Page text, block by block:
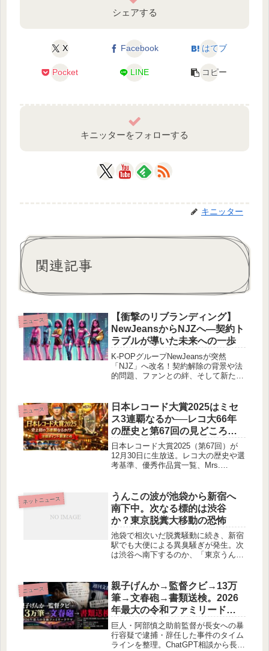
シェアする
X Facebook はてブ
Pocket LINE コピー
キニッターをフォローする
キニッター
関連記事
ニュース
【衝撃のリブランディング】
NewJeansからNJZへ—契約ト
ラブルが導いた未来への一歩
K-POPグループNewJeansが突然
「NJZ」へ改名！契約解除の背景や法
的問題、ファンとの絆、そして新たな
ニュース
日本レコード大賞2025はミセ
ス3連覇なるか──レコ大66年
の歴史と第67回の見どころを
総まとめ
日本レコード大賞2025（第67回）が
12月30日に生放送。レコ大の歴史や選
考基準、優秀作品賞一覧、Mrs.
ネットニュース
うんこの波が池袋から新宿へ
南下中。次なる標的は渋谷
か？東京脱糞大移動の恐怖
池袋で相次いだ脱糞騒動に続き、新宿
駅でも大便による異臭騒ぎが発生。次
は渋谷へ南下するのか、「東京うんこ
ニュース
親子げんか→監督クビ→13万
筆→文春砲→書類送検。2026
年最大の令和ファミリードラ
マ
巨人・阿部慎之助前監督が長女への暴
行容疑で逮捕・辞任した事件のタイム
ラインを整理。ChatGPT相談から長女